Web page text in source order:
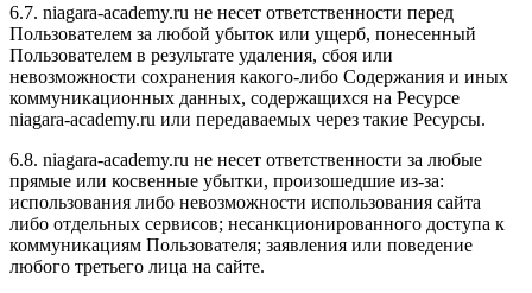
6.7. niagara-academy.ru не несет ответственности перед
Пользователем за любой убыток или ущерб, понесенный
Пользователем в результате удаления, сбоя или
невозможности сохранения какого-либо Содержания и иных
коммуникационных данных, содержащихся на Ресурсе
niagara-academy.ru или передаваемых через такие Ресурсы.
6.8. niagara-academy.ru не несет ответственности за любые
прямые или косвенные убытки, произошедшие из-за:
использования либо невозможности использования сайта
либо отдельных сервисов; несанкционированного доступа к
коммуникациям Пользователя; заявления или поведение
любого третьего лица на сайте.